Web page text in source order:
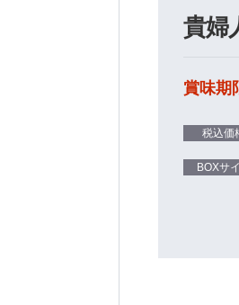
貴婦
賞味期
税込価
BOXサ